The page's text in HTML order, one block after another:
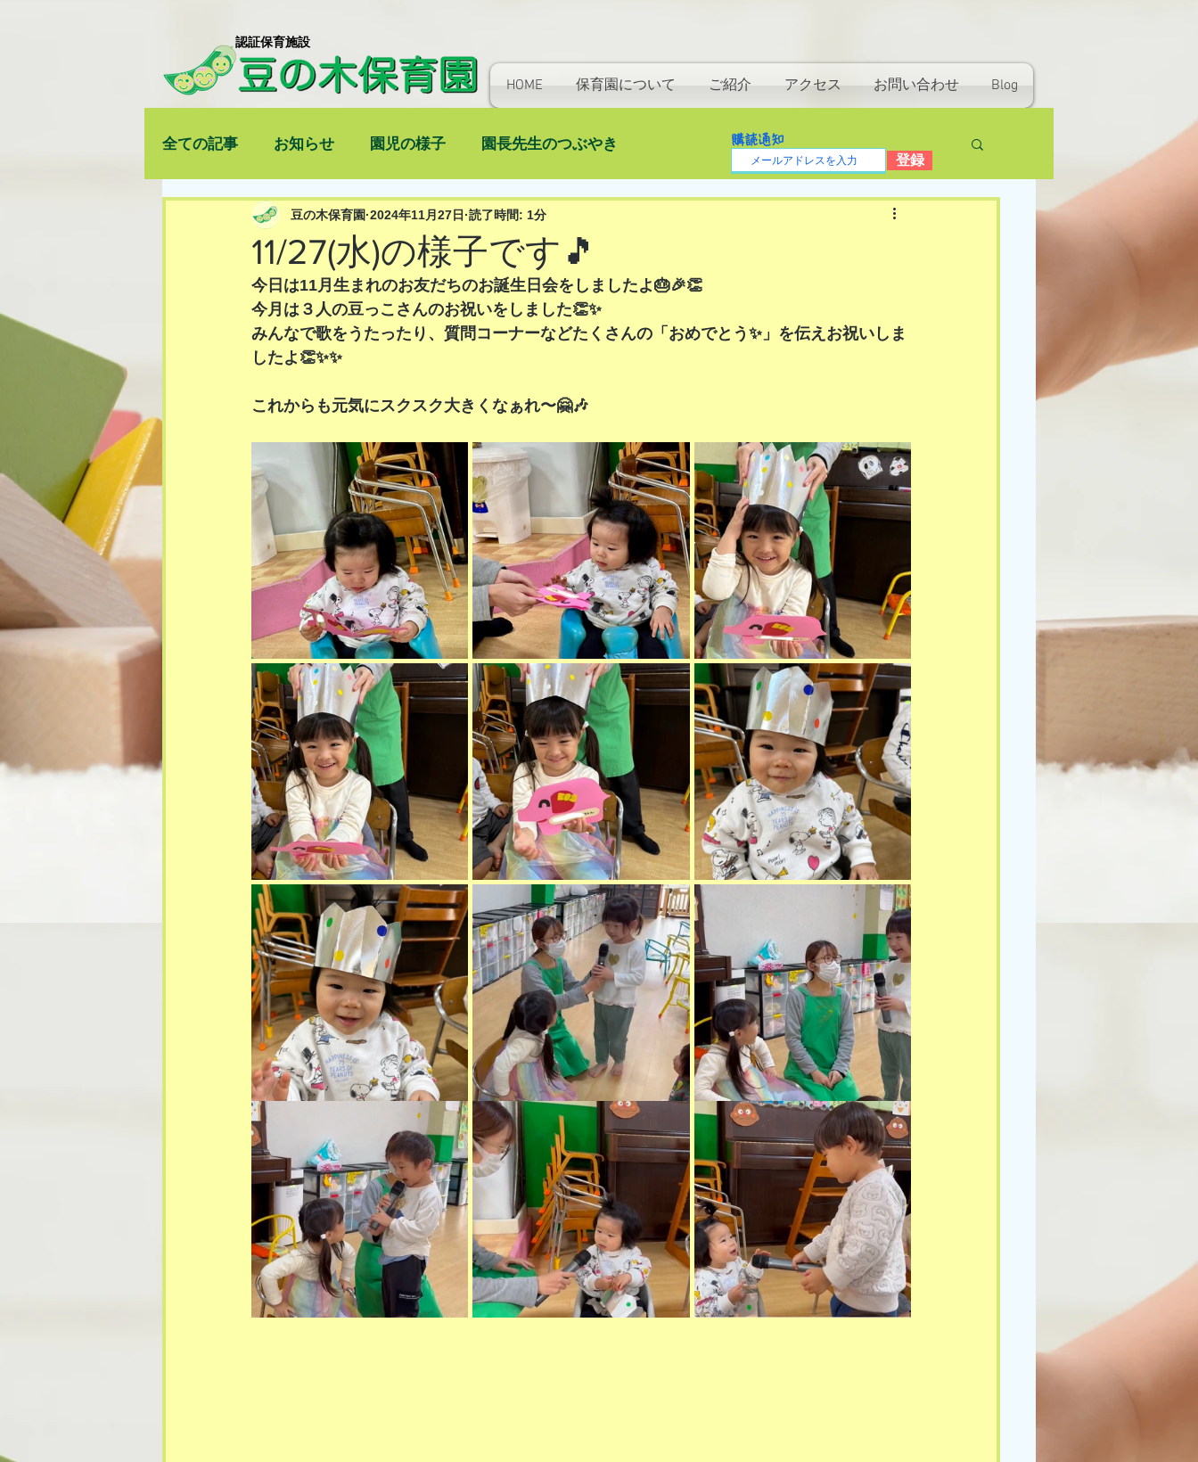
​認証保育施設
HOME 保育園について ご紹介 アクセス お問い合わせ Blog
全ての記事 お知らせ 園児の様子 園長先生のつぶやき
11/27(水)の様子です🎵
豆の木保育園 2024年11月27日 読了時間: 1分
今日は11月生まれのお友だちのお誕生日会をしましたよ🎂🎉👏
今月は３人の豆っこさんのお祝いをしました👏✨
みんなで歌をうたったり、質問コーナーなどたくさんの「おめでとう✨」を伝えお祝いしま
したよ👏✨✨
これからも元気にスクスク大きくなぁれ〜🤗🎶
購読通知
登録